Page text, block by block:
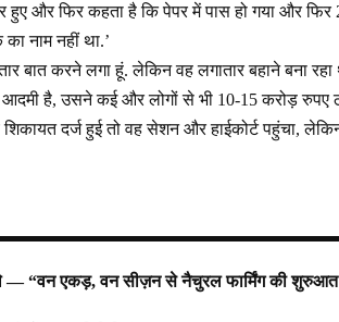
और फिर कहता है कि पेपर में पास हो गया और फिर
नाम नहीं था.’
बात करने लगा हूं. लेकिन वह लगातार बहाने बना रहा
आदमी है, उसने कई और लोगों से भी 10-15 करोड़ रुपए
दर्ज हुई तो वह सेशन और हाईकोर्ट पहुंचा,
— “वन एकड़, वन सीज़न से नैचुरल फार्मिंग की शुरुआत